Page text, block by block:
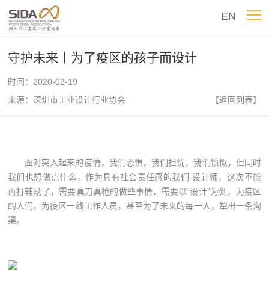
EN
守护未来丨为了疫区的孩子而设计
时间：2020-02-19
来源：深圳市工业设计行业协会
【返回列表】
面对突入起来的疫情，我们恐惧，我们担忧，我们愤慨，但同时
我们也想做点什么，作为具有社会责任感的我们-设计师，这次不能
再打辅助了，需要真刀真枪的做些事情，需要以“设计”为剑，为疫区
的人们，为疫区一线工作人员，甚至为了未来的每一人，犁出一条沟
渠。